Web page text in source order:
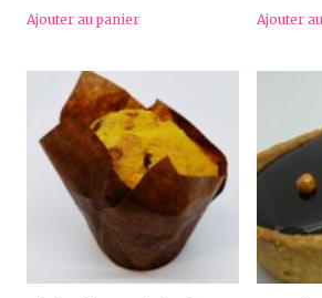
Ajouter au panier Ajouter